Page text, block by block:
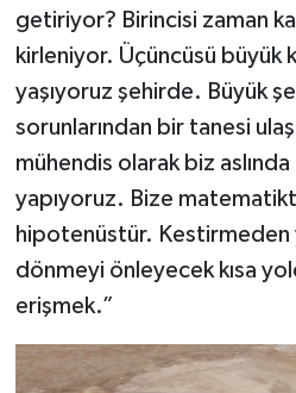
getiriyor? Birincisi zaman
kirleniyor. Üçüncüsü büyük
yaşıyoruz şehirde. Büyük
sorunlarından bir tanesi
mühendis olarak biz
yapıyoruz. Bize
hipotenüstür. Kestirmeden
dönmeyi önleyecek kısa
erişmek.”